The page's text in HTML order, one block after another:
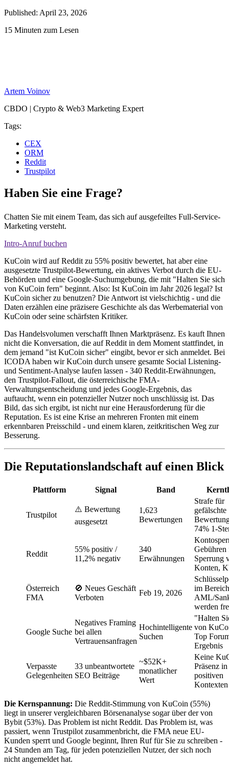
Published: April 23, 2026
15 Minuten zum Lesen
Artem Voinov
CBDO | Crypto & Web3 Marketing Expert
Tags:
CEX
ORM
Reddit
Trustpilot
Haben Sie eine Frage?
Chatten Sie mit einem Team, das sich auf ausgefeiltes Full-Service-
Marketing versteht.
Intro-Anruf buchen
KuCoin wird auf Reddit zu 55% positiv bewertet, hat aber eine
ausgesetzte Trustpilot-Bewertung, ein aktives Verbot durch die EU-
Behörden und eine Google-Suchumgebung, die mit "Halten Sie sich
von KuCoin fern" beginnt. Also: Ist KuCoin im Jahr 2026 legal? Ist
KuCoin sicher zu benutzen? Die Antwort ist vielschichtig - und die
Daten erzählen eine präzisere Geschichte als das Werbematerial von
KuCoin oder seine schärfsten Kritiker.
Das Handelsvolumen verschafft Ihnen Marktpräsenz. Es kauft Ihnen
nicht die Konversation, die auf Reddit in dem Moment stattfindet, in
dem jemand "ist KuCoin sicher" eingibt, bevor er sich anmeldet. Bei
ICODA haben wir KuCoin durch unsere gesamte Social Listening-
und Sentiment-Analyse laufen lassen - 340 Reddit-Erwähnungen,
den Trustpilot-Fallout, die österreichische FMA-
Verwaltungsentscheidung und jedes Google-Ergebnis, das
auftaucht, wenn ein potenzieller Nutzer noch unschlüssig ist. Das
Bild, das sich ergibt, ist nicht nur eine Herausforderung für die
Reputation. Es ist eine Krise an mehreren Fronten mit einem
erkennbaren Preisschild - und einem klaren, zeitkritischen Weg zur
Besserung.
Die Reputationslandschaft auf einen Blick
Plattform Signal Band
Trustpilot
⚠️ Bewertung
ausgesetzt
1,623
Bewertungen
Strafe für
gefälschte
74% 1-
Reddit
55% positiv /
11,2% negativ
340
Erwähnungen
Gebühren
Sperrung
Konten,
Österreich
FMA
🚫 Neues Geschäft
Verboten
Feb 19, 2026
im Bereich
AML/
werden
Google Suche
Negatives Framing
bei allen
Vertrauensanfragen
Hochintelligente
Suchen
"Halten
von
Top
Ergebnis
Verpasste
Gelegenheiten
33 unbeantwortete
SEO Beiträge
~$52K+
monatlicher
Wert
Keine
Präsenz in
positiven
Kontexten
Die Kernspannung: Die Reddit-Stimmung von KuCoin (55%)
liegt in unserer vergleichbaren Börsenanalyse sogar über der von
Bybit (53%). Das Problem ist nicht Reddit. Das Problem ist, was
passiert, wenn Trustpilot zusammenbricht, die FMA neue EU-
Kunden sperrt und Google beginnt, Ihren Ruf für Sie zu schreiben -
24 Stunden am Tag, für jeden potenziellen Nutzer, der sich noch
nicht angemeldet hat.